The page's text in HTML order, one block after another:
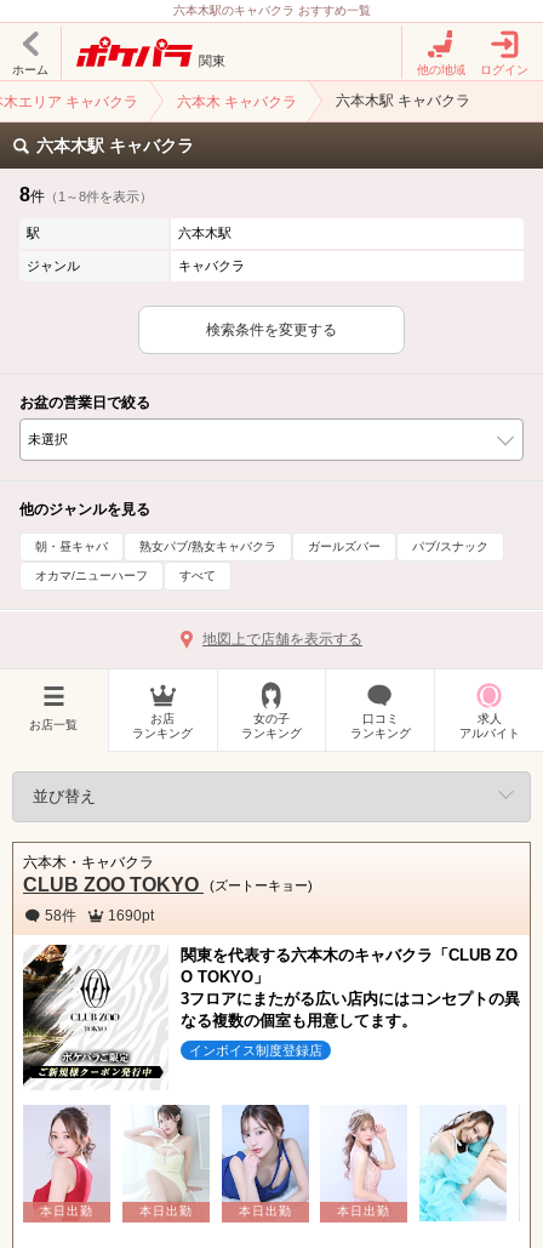
六本木駅のキャバクラ おすすめ一覧
ホーム
関東
他の地域 ログイン
木エリア キャバクラ 六本木 キャバクラ 六本木駅 キャバクラ
六本木駅 キャバクラ
8件 （1～8件を表示）
駅 六本木駅
ジャンル キャバクラ
検索条件を変更する
お盆の営業日で絞る
他のジャンルを見る
朝・昼キャバ 熟女パブ/熟女キャバクラ ガールズバー パブ/スナック
オカマ/ニューハーフ すべて
地図上で店舗を表示する
お店一覧
お店
ランキング
女の子
ランキング
口コミ
ランキング
求人
アルバイト
六本木・キャバクラ
CLUB ZOO TOKYO (ズートーキョー)
58件 1690pt
関東を代表する六本木のキャバクラ「CLUB ZO
O TOKYO」
3フロアにまたがる広い店内にはコンセプトの異
なる複数の個室も用意してます。
インボイス制度登録店